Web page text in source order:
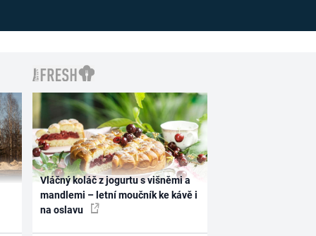
Vláčný koláč z jogurtu s višněmi a
mandlemi – letní moučník ke kávě i
na oslavu